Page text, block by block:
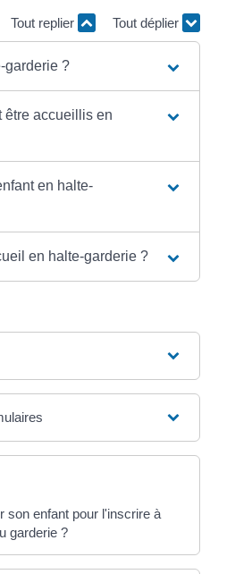
Tout replier Tout déplier
garderie ?
être accueillis en
en halte-
en halte-garderie ?
son enfant pour l'inscrire à
garderie ?